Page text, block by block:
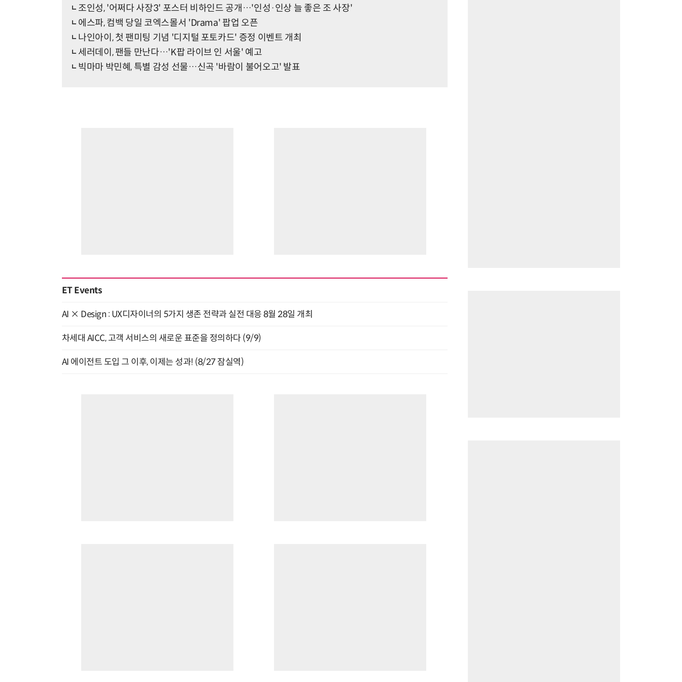
조인성, '어쩌다 사장3' 포스터 비하인드 공개…'인성·인상 늘 좋은 조 사장'
에스파, 컴백 당일 코엑스몰서 'Drama' 팝업 오픈
나인아이, 첫 팬미팅 기념 '디지털 포토카드' 증정 이벤트 개최
세러데이, 팬들 만난다…'K팝 라이브 인 서울' 예고
빅마마 박민혜, 특별 감성 선물…신곡 '바람이 불어오고' 발표
ET Events
AI × Design : UX디자이너의 5가지 생존 전략과 실전 대응 8월 28일 개최
차세대 AICC, 고객 서비스의 새로운 표준을 정의하다 (9/9)
AI 에이전트 도입 그 이후, 이제는 성과! (8/27 잠실역)